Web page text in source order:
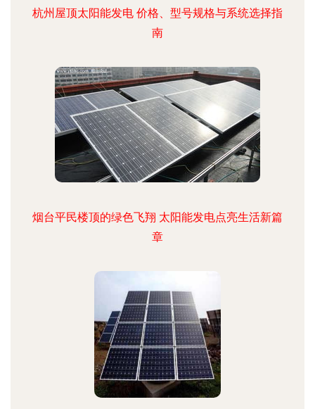
杭州屋顶太阳能发电 价格、型号规格与系统选择指
南
烟台平民楼顶的绿色飞翔 太阳能发电点亮生活新篇
章